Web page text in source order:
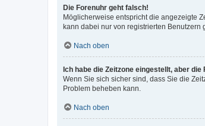
Die Forenuhr geht falsch!
Möglicherweise entspricht die angezeigte
kann dabei nur von registrierten Benutzern
Nach oben
Ich habe die Zeitzone eingestellt, aber
Wenn Sie sich sicher sind, dass Sie die
Problem beheben kann.
Nach oben